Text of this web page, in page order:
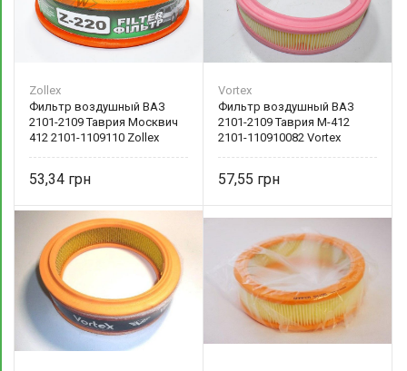
Zollex
Фильтр воздушный ВАЗ
2101-2109 Таврия Москвич
412 2101-1109110 Zollex
53,34
Vortex
Фильтр воздушный ВАЗ
2101-2109 Таврия М-412
2101-110910082 Vortex
57,55